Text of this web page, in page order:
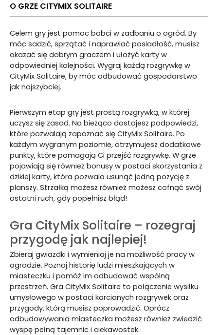
O GRZE CITYMIX SOLITAIRE
Celem gry jest pomoc babci w zadbaniu o ogród. By
móc sadzić, sprzątać i naprawiać posiadłość, musisz
okazać się dobrym graczem i ułożyć karty w
odpowiedniej kolejności. Wygraj każdą rozgrywkę w
CityMix Solitaire, by móc odbudować gospodarstwo
jak najszybciej.
Pierwszym etap gry jest prostą rozgrywką, w której
uczysz się zasad. Na bieżąco dostajesz podpowiedzi,
które pozwalają zapoznać się CityMix Solitaire. Po
każdym wygranym poziomie, otrzymujesz dodatkowe
punkty, które pomagają Ci przejść rozgrywkę. W grze
pojawiają się również bonusy w postaci skorzystania z
dzikiej karty, która pozwala usunąć jedną pozycję z
planszy. Strzałką możesz również możesz cofnąć swój
ostatni ruch, gdy popełnisz błąd!
Gra CityMix Solitaire – rozegraj
przygodę jak najlepiej!
Zbieraj gwiazdki i wymieniaj je na możliwość pracy w
ogrodzie. Poznaj historię ludzi mieszkających w
miasteczku i pomóż im odbudować wspólną
przestrzeń. Gra CityMIx Solitaire to połączenie wysiłku
umysłowego w postaci karcianych rozgrywek oraz
przygody, którą musisz poprowadzić. Oprócz
odbudowywania miasteczka możesz również zwiedzić
wyspę pełną tajemnic i ciekawostek.